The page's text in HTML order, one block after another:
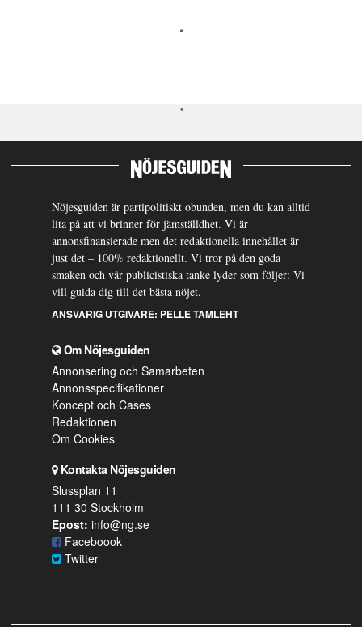
Nöjesguiden är partipolitiskt obunden, men du kan alltid
lita på att vi brinner för jämställdhet. Vi är
annonsfinansierade men det redaktionella innehållet är
just det – 100% redaktionellt. Vi tror på den goda
smaken och vår publicistiska tanke lyder som följer: Vi
vill guida dig till det bästa nöjet.
ANSVARIG UTGIVARE: PELLE TAMLEHT
Om Nöjesguiden
Annonsering och Samarbeten
Annonsspecifikationer
Koncept och Cases
Redaktionen
Om Cookies
Kontakta Nöjesguiden
Slussplan 11
111 30 Stockholm
Epost: info@ng.se
Faceboook
Twitter